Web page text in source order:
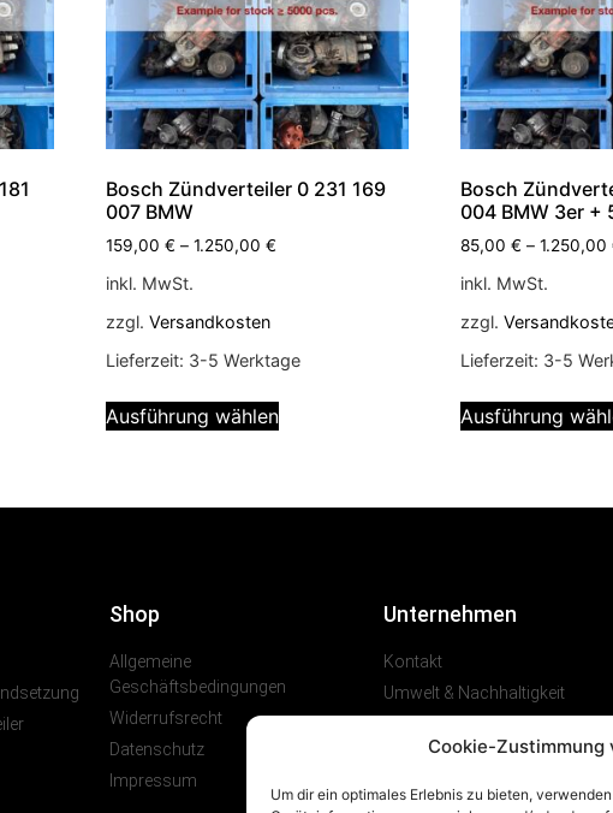
Cookie-Zustimmung
Um dir ein optimales Erlebnis zu bieten,
Bosch Zündverteiler 0 231 169
007 BMW
159,00€ –1.250,00€
inkl. MwSt.
zzgl.Versandkosten
Lieferzeit: 3-5 Werktage
Ausführung wählen
Bosch
004 BMW 3er +
85,00€ –1.250,00
inkl. MwSt.
zzgl.
Lieferzeit: 3-5
Ausführung
Shop
Allgemeine
Geschäftsbedingungen
Widerrufsrecht
Datenschutz
Impressum
Unternehmen
Kontakt
Umwelt & Nachhaltigkeit